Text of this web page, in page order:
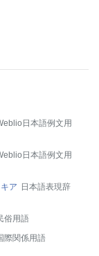
日本語例文用
日本語例文用
ア 日本語表現辞
俗用語
際関係用語